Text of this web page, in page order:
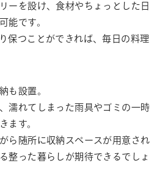
ーを設け、食材やちょっとした日
能です。
保つことができれば、毎日の料理
も設置。
濡れてしまった雨具やゴミの一時
ます。
ら随所に収納スペースが用意され
整った暮らしが期待できるでしょ